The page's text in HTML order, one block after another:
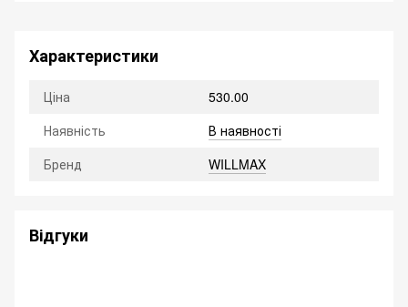
Характеристики
Ціна
530.00
Наявність
В наявності
Бренд
WILLMAX
Відгуки